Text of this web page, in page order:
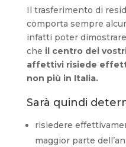
Il trasferimento di
comporta sempre
infatti poter
che il centro dei
affettivi risiede
non più in Italia.
Sarà quindi
risiedere
maggior parte